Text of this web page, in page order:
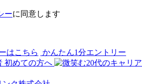
ーに同意します
はこちら かんたん1分エントリー
初めての方へ